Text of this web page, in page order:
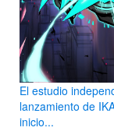
El estudio
lanzamiento de
inicio...